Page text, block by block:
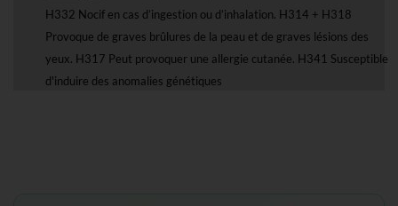
H332 Nocif en cas d’ingestion ou d’inhalation. H314 + H318
Provoque de graves brûlures de la peau et de graves lésions des
yeux. H317 Peut provoquer une allergie cutanée. H341 Susceptible
d'induire des anomalies génétiques